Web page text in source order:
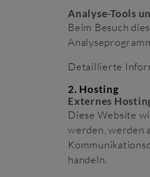
Analyse-Tools
Beim Besuch
Detaillierte
2. Hosting
Externes
Diese Website
werden, werden
handeln.